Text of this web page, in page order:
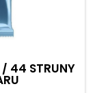
/ 44 STRUNY